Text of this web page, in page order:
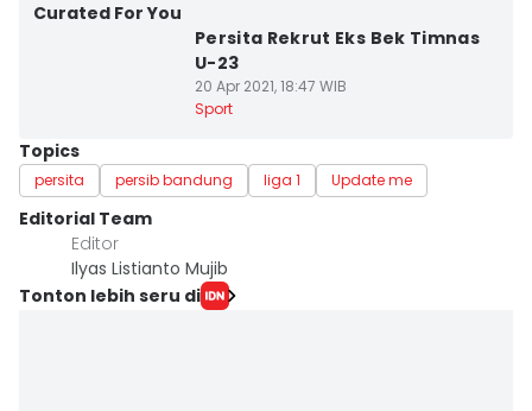
Curated For You
Persita Rekrut Eks Bek Timnas
U-23
20 Apr 2021, 18:47 WIB
Sport
Topics
persita persib bandung liga 1 Update me
Editorial Team
Editor
Ilyas Listianto Mujib
Tonton lebih seru di